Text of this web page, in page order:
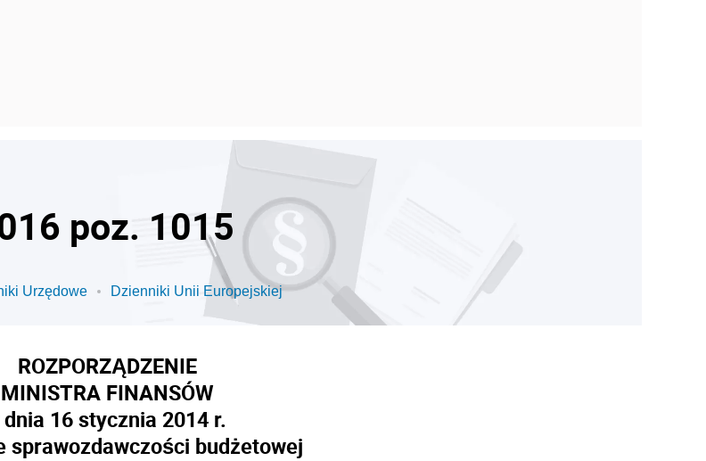
poz. 1015
Urzędowe Dzienniki Unii Europejskiej
ROZPORZĄDZENIE
MINISTRA FINANSÓW
16 stycznia 2014 r.
sprawozdawczości budżetowej